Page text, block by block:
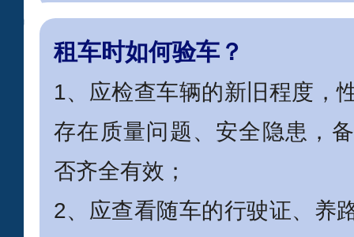
租车时如何验车？
1、应检查车辆的新旧程度，
存在质量问题、安全隐患，
否齐全有效；
2、应查看随车的行驶证、养